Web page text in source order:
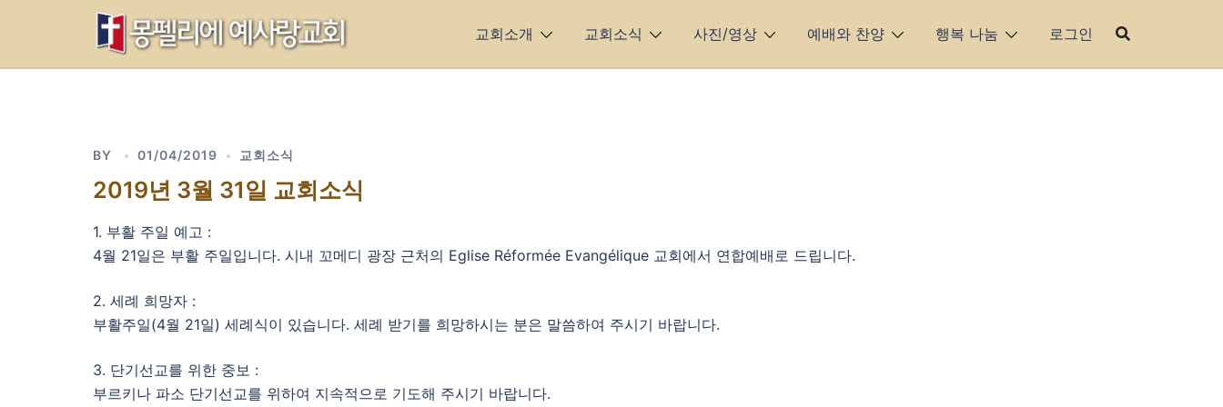
교회소개 교회소식 사진/영상 예배와 찬양 행복 나눔 로그인
BY 01/04/2019 교회소식
2019년 3월 31일 교회소식
1. 부활 주일 예고 :
4월 21일은 부활 주일입니다. 시내 꼬메디 광장 근처의 Eglise Réformée Evangélique 교회에서 연합예배로 드립니다.
2. 세례 희망자 :
부활주일(4월 21일) 세례식이 있습니다. 세례 받기를 희망하시는 분은 말씀하여 주시기 바랍니다.
3. 단기선교를 위한 중보 :
부르키나 파소 단기선교를 위하여 지속적으로 기도해 주시기 바랍니다.